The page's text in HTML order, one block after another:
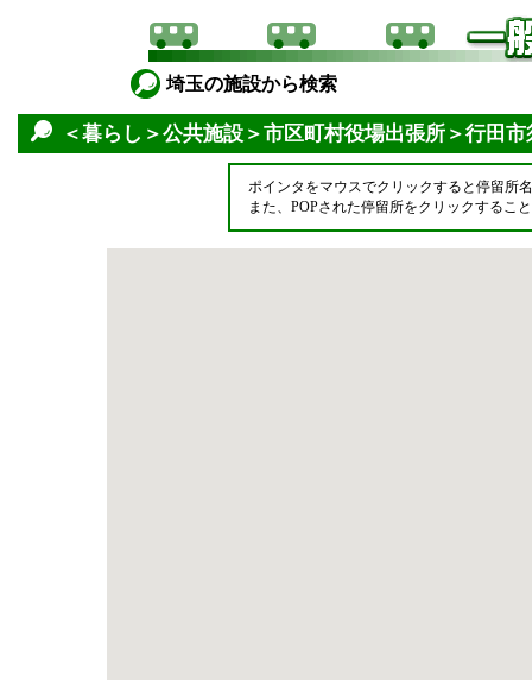
埼玉の施設から検索
＜暮らし＞公共施設＞市区町村役場出張所＞行田
ポインタをマウスでクリックすると停留所
また、POPされた停留所をクリックするこ